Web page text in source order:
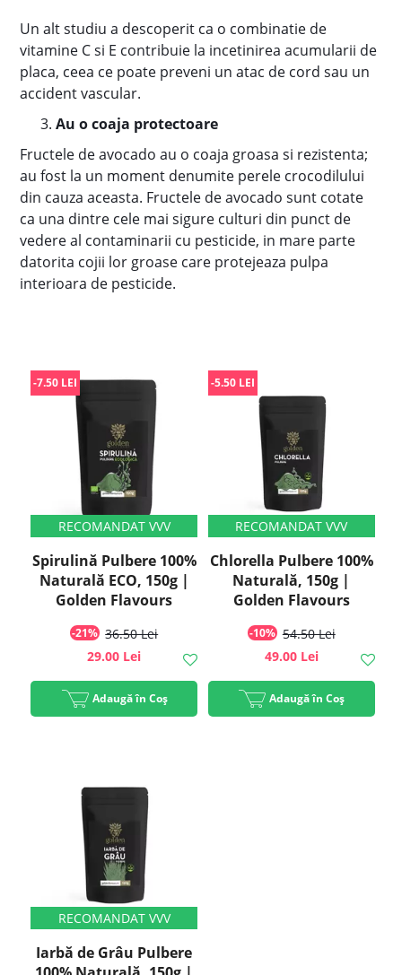
Un alt studiu a descoperit ca o combinatie de
vitamine C si E contribuie la incetinirea acumularii de
placa, ceea ce poate preveni un atac de cord sau un
accident vascular.
Au o coaja protectoare
Fructele de avocado au o coaja groasa si rezistenta;
au fost la un moment denumite perele crocodilului
din cauza aceasta. Fructele de avocado sunt cotate
ca una dintre cele mai sigure culturi din punct de
vedere al contaminarii cu pesticide, in mare parte
datorita cojii lor groase care protejeaza pulpa
interioara de pesticide.
Spirulină Pulbere 100%
Naturală ECO, 150g |
Golden Flavours
-21% 36.50 Lei
-7.50 LEI
29.00 Lei
Adaugă în Coș
Chlorella Pulbere 100%
Naturală, 150g |
Golden Flavours
-10% 54.50 Lei
-5.50 LEI
49.00 Lei
Adaugă în Coș
Iarbă de Grâu Pulbere